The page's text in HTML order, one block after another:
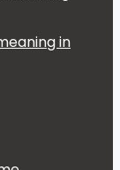
meaning in